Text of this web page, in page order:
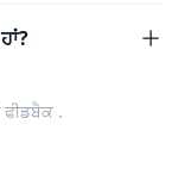
ਫੀਡਬੈਕ .